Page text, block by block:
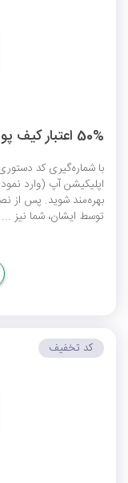
50% اعتبار کیف پول آپ
بهره‌مند شوید. پس از
توسط ایشان، شما نیز ...
کد تخفیف